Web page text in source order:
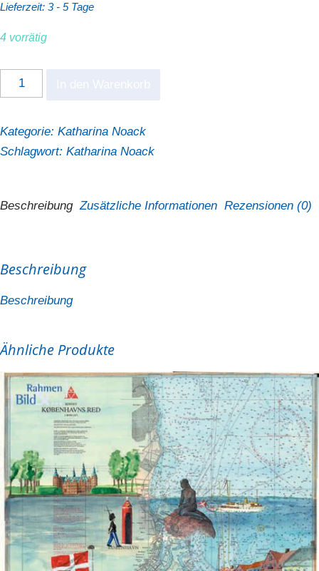
Lieferzeit: 3 - 5 Tage
4 vorrätig
Katharina
Noack
Menge
Kategorie: Katharina Noack
Schlagwort: Katharina Noack
Beschreibung Zusätzliche Informationen Rezensionen (0)
Beschreibung
Beschreibung
Ähnliche Produkte